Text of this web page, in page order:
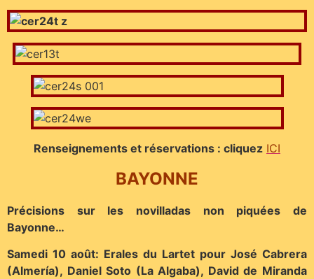
Renseignements et réservations : cliquez ICI
BAYONNE
Précisions sur les novilladas non piquées de
Bayonne…
Samedi 10 août: Erales du Lartet pour José Cabrera
(Almería), Daniel Soto (La Algaba), David de Miranda